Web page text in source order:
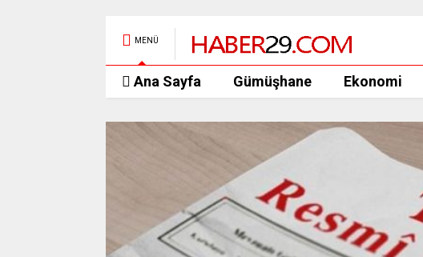
MENÜ
Ana Sayfa Gümüşhane Ekonomi